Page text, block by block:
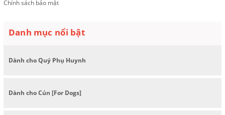
Chính sách bảo mật
Danh mục nổi bật
Dành cho Quý Phụ Huynh
Dành cho Cún [For Dogs]